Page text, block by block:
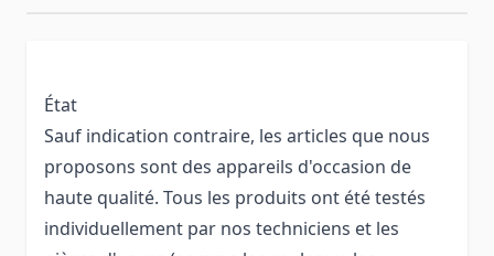
État
Sauf indication contraire, les articles que nous
proposons sont des appareils d'occasion de
haute qualité. Tous les produits ont été testés
individuellement par nos techniciens et les